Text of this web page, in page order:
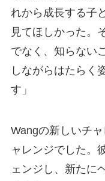
れから成長する子
見てほしかった。
でなく、知らない
しながらはたらく
す」
Wangの新しいチ
ャレンジでした。
ェンジし、新たに